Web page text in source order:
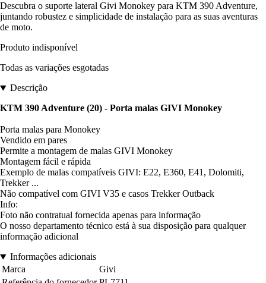
Descubra o suporte lateral Givi Monokey para KTM 390 Adventure,
juntando robustez e simplicidade de instalação para as suas aventuras
de moto.
Produto indisponível
Todas as variações esgotadas
Descrição
KTM 390 Adventure (20) - Porta malas GIVI Monokey
Porta malas para Monokey
Vendido em pares
Permite a montagem de malas GIVI Monokey
Montagem fácil e rápida
Exemplo de malas compatíveis GIVI: E22, E360, E41, Dolomiti,
Trekker ...
Não compatível com GIVI V35 e casos Trekker Outback
Info:
Foto não contratual fornecida apenas para informação
O nosso departamento técnico está à sua disposição para qualquer
informação adicional
Informações adicionais
Marca
Givi